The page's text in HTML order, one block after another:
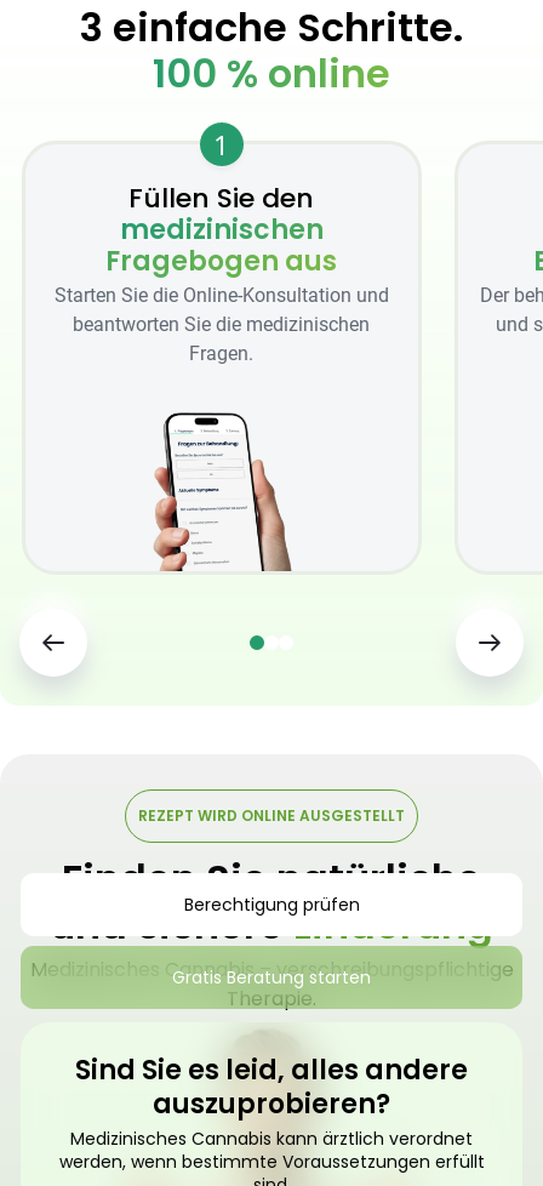
3 einfache Schritte.
100 % online
1
Füllen Sie den
medizinischen
Fragebogen aus
Starten Sie die Online-Konsultation und
beantworten Sie die medizinischen
Fragen.
Der
und
REZEPT WIRD ONLINE AUSGESTELLT
Finden Sie natürliche
und sichereLinderung
Medizinisches Cannabis – verschreibungspflichtige
Therapie.
Berechtigung prüfen
Gratis Beratung starten
Sind Sie es leid, alles andere
auszuprobieren?
Medizinisches Cannabis kann ärztlich verordnet
werden, wenn bestimmte Voraussetzungen erfüllt